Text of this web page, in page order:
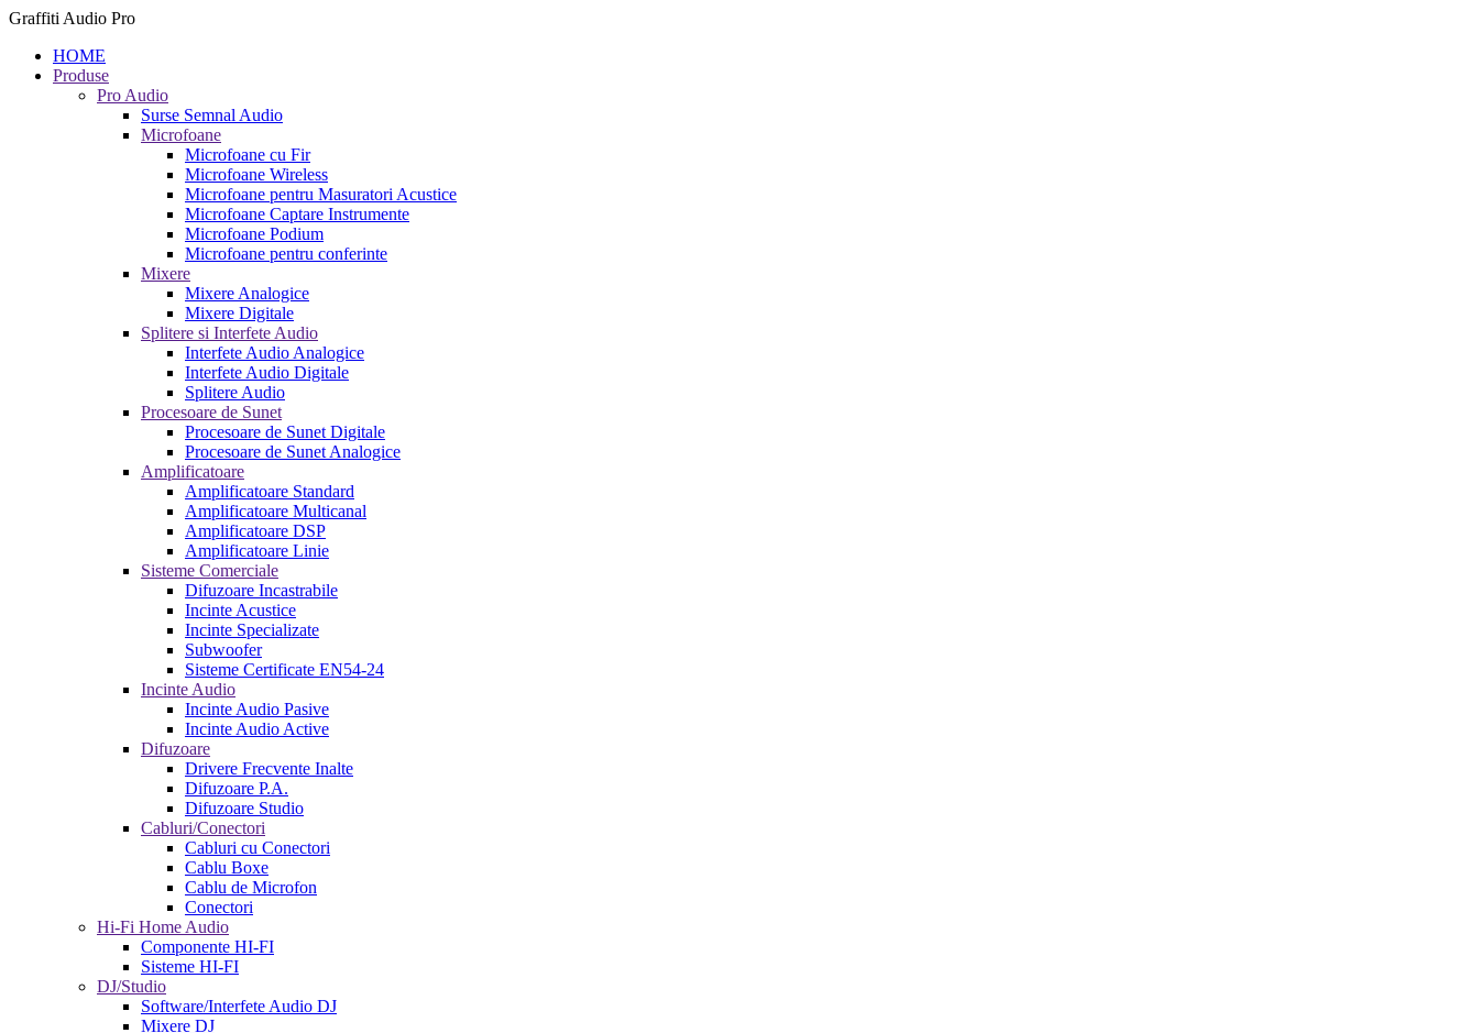
Graffiti Audio Pro
HOME
Produse
Pro Audio
Surse Semnal Audio
Microfoane
Microfoane cu Fir
Microfoane Wireless
Microfoane pentru Masuratori Acustice
Microfoane Captare Instrumente
Microfoane Podium
Microfoane pentru conferinte
Mixere
Mixere Analogice
Mixere Digitale
Splitere si Interfete Audio
Interfete Audio Analogice
Interfete Audio Digitale
Splitere Audio
Procesoare de Sunet
Procesoare de Sunet Digitale
Procesoare de Sunet Analogice
Amplificatoare
Amplificatoare Standard
Amplificatoare Multicanal
Amplificatoare DSP
Amplificatoare Linie
Sisteme Comerciale
Difuzoare Incastrabile
Incinte Acustice
Incinte Specializate
Subwoofer
Sisteme Certificate EN54-24
Incinte Audio
Incinte Audio Pasive
Incinte Audio Active
Difuzoare
Drivere Frecvente Inalte
Difuzoare P.A.
Difuzoare Studio
Cabluri/Conectori
Cabluri cu Conectori
Cablu Boxe
Cablu de Microfon
Conectori
Hi-Fi Home Audio
Componente HI-FI
Sisteme HI-FI
DJ/Studio
Software/Interfete Audio DJ
Mixere DJ